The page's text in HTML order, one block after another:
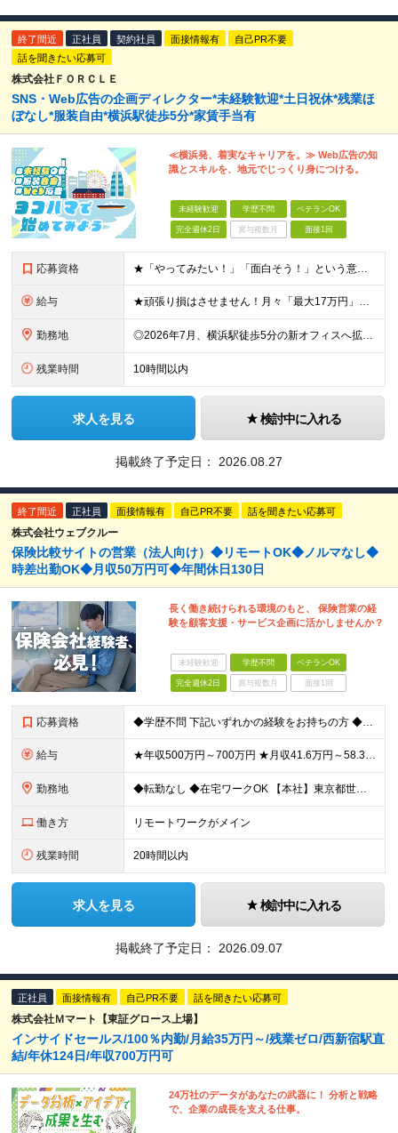
終了間近 正社員 契約社員 面接情報有
自己PR不要
話を聞きたい応募可
株式会社ＦＯＲＣＬＥ
SNS・Web広告の企画ディレクター*未経験歓迎*土日祝休*残業ほ
ぼなし*服装自由*横浜駅徒歩5分*家賃手当有
≪横浜発、着実なキャリアを。≫ Web広告の知
識とスキルを、地元でじっくり身につける。
未経験歓迎 学歴不問 ベテランOK
完全週休2日 賞与複数月 面接1回
応募資格 ★「やってみたい！」「面白そう！」という意欲重視の採用です！ ★新オフィスのスタートメンバー募集！ ◎学歴・経験一切不問！未経験・第二新卒大歓迎 ◎基本的なPCスキル（文字入力レベルでOK） ＼こ
給与 ★頑張り損はさせません！月々「最大17万円」のインセンティブ支給！ 【月収イメージ】 ・月収33.5万円（月給23万5000円＋インセンティブ10万円） ・月収47.5万円（月給30万円＋インセンティ
勤務地 ◎2026年7月、横浜駅徒歩5分の新オフィスへ拡大移転！ ◎転勤なし！U・Iターンも歓迎 ◎横浜駅から徒歩6分の好アクセス ≪本社≫ 神奈川県横浜市神奈川区金港町7−3 ★2026年7月より、横浜
残業時間 10時間以内
求人を見る 検討中に入れる
掲載終了予定日： 2026.08.27
終了間近 正社員 面接情報有 自己PR不要 話を聞きたい応募可
株式会社ウェブクルー
保険比較サイトの営業（法人向け）◆リモートOK◆ノルマなし◆
時差出勤OK◆月収50万円可◆年間休日130日
長く働き続けられる環境のもと、 保険営業の経
験を顧客支援・サービス企画に活かしませんか？
未経験歓迎 学歴不問 ベテランOK
完全週休2日 賞与複数月 面接1回
応募資格 ◆学歴不問 下記いずれかの経験をお持ちの方 ◆保険営業のご経験がある方(個人・法人／保険の種類不問) ◆保険会社・保険代理店勤務のご経験がある方 ＜こんな方をお待ちしています！＞ ◇経験を活かしな
給与 ★年収500万円～700万円 ★月収41.6万円～58.3万円 ★半期ごとに適正に目標を評価し、給与を上げやすい環境 ◆半期年俸制：250万～350万円 ※月々1/6（月収41.6万円～58.3万円
勤務地 ◆転勤なし ◆在宅ワークOK 【本社】東京都世田谷区三軒茶屋2-11-22 サンタワーズセンタービル4F オフィスの周りには飲食チェーン店やオシャレなカフェ、居酒屋などが多数。 ランチも夕飯も楽し
働き方 リモートワークがメイン
残業時間 20時間以内
求人を見る 検討中に入れる
掲載終了予定日： 2026.09.07
正社員 面接情報有 自己PR不要 話を聞きたい応募可
株式会社Ｍマート【東証グロース上場】
インサイドセールス/100％内勤/月給35万円～/残業ゼロ/西新宿駅直
結/年休124日/年収700万円可
24万社のデータがあなたの武器に！ 分析と戦略
で、企業の成長を支える仕事。